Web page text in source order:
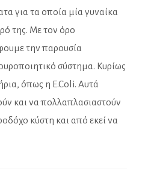
για τα οποία μία γυναίκα
της. Με τον όρο
την παρουσία
σύστημα. Κυρίως
όπως η E.Coli. Αυτά
και να πολλαπλασιαστούν
κύστη και από εκεί να